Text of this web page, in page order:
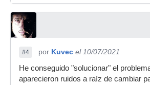
#4 por Kuvec el 10/07/2021
He conseguido "solucionar" el
aparecieron ruidos a raíz de cambiar